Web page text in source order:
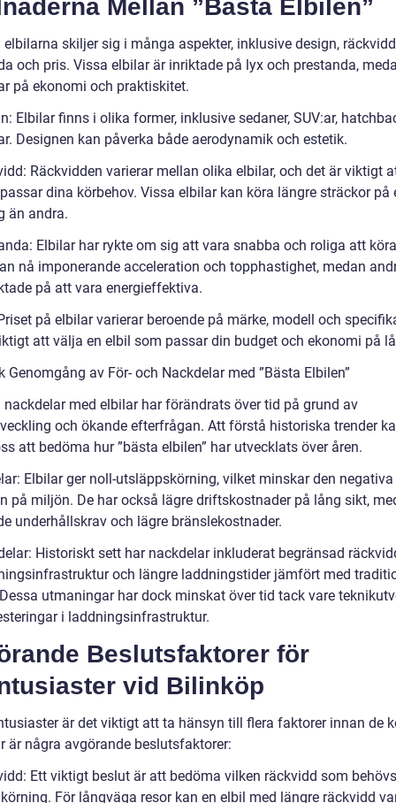
Mellan ”Bästa Elbilen”
elbilarna skiljer sig i många aspekter, inklusive design,
och pris. Vissa elbilar är inriktade på lyx och prestanda,
på ekonomi och praktiskitet.
Elbilar finns i olika former, inklusive sedaner, SUV:ar,
Designen kan påverka både aerodynamik och estetik.
Räckvidden varierar mellan olika elbilar, och det är viktigt
dina körbehov. Vissa elbilar kan köra längre sträckor på
än andra.
Elbilar har rykte om sig att vara snabba och roliga att
nå imponerande acceleration och topphastighet, medan
på att vara energieffektiva.
på elbilar varierar beroende på märke, modell och
att välja en elbil som passar din budget och ekonomi på
Genomgång av För- och Nackdelar med ”Bästa Elbilen”
nackdelar med elbilar har förändrats över tid på grund av
och ökande efterfrågan. Att förstå historiska trender
att bedöma hur ”bästa elbilen” har utvecklats över åren.
Elbilar ger noll-utsläppskörning, vilket minskar den negativa
på miljön. De har också lägre driftskostnader på lång sikt,
underhållskrav och lägre bränslekostnader.
Historiskt sett har nackdelar inkluderat begränsad
och längre laddningstider jämfört med
utmaningar har dock minskat över tid tack vare
i laddningsinfrastruktur.
Beslutsfaktorer för
vid Bilinköp
är det viktigt att ta hänsyn till flera faktorer innan de
är några avgörande beslutsfaktorer:
Ett viktigt beslut är att bedöma vilken räckvidd som
För långväga resor kan en elbil med längre räckvidd